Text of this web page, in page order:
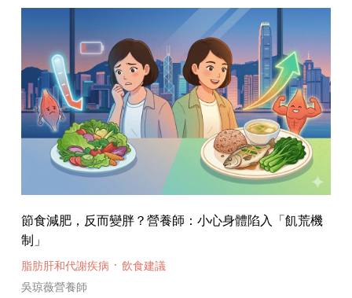
節食減肥，反而變胖？營養師：小心身體陷入「飢荒機
制」
脂肪肝和代謝疾病 · 飲食建議
吳琼薇營養師